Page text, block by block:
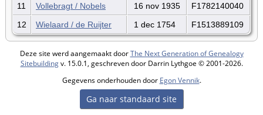
11
Vollebragt / Nobels 16 nov 1935
F1782140040
12
Wielaard / de Ruijter 1 dec 1754 F1513889109
Deze site werd aangemaakt doorThe Next Generation of Genealogy
Sitebuildingv. 15.0.1, geschreven door Darrin Lythgoe © 2001-2026.
Gegevens onderhouden door Egon Vennik.
Ga naar standaard site